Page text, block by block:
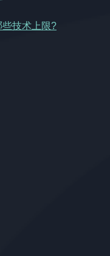
技术上限?